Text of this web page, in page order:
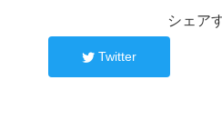
シェア
Twitter